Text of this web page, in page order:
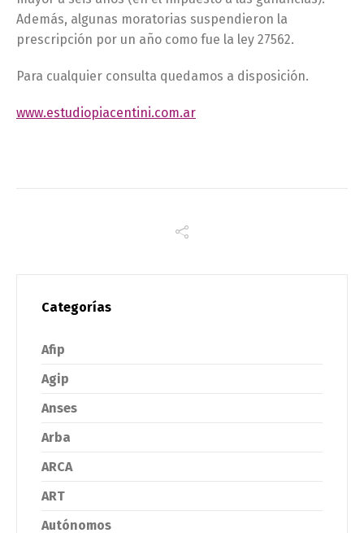
Además, algunas moratorias suspendieron la
prescripción por un año como fue la ley 27562.
Para cualquier consulta quedamos a disposición.
www.estudiopiacentini.com.ar
Categorías
Afip
Agip
Anses
Arba
ARCA
ART
Autónomos